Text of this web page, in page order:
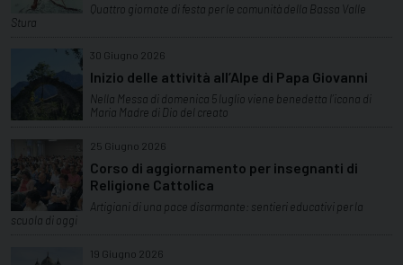
Quattro giornate di festa per le comunità della Bassa Valle
Stura
30 Giugno 2026
Inizio delle attività all’Alpe di Papa Giovanni
Nella Messa di domenica 5 luglio viene benedetta l’icona di
Maria Madre di Dio del creato
25 Giugno 2026
Corso di aggiornamento per insegnanti di
Religione Cattolica
Artigiani di una pace disarmante: sentieri educativi per la
scuola di oggi
19 Giugno 2026